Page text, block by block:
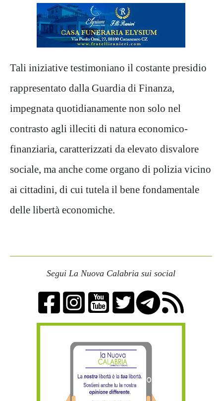
Tali iniziative testimoniano il costante presidio
rappresentato dalla Guardia di Finanza,
impegnata quotidianamente non solo nel
contrasto agli illeciti di natura economico-
finanziaria, caratterizzati da elevato disvalore
sociale, ma anche come organo di polizia vicino
ai cittadini, di cui tutela il bene fondamentale
delle libertà economiche.
Segui La Nuova Calabria sui social